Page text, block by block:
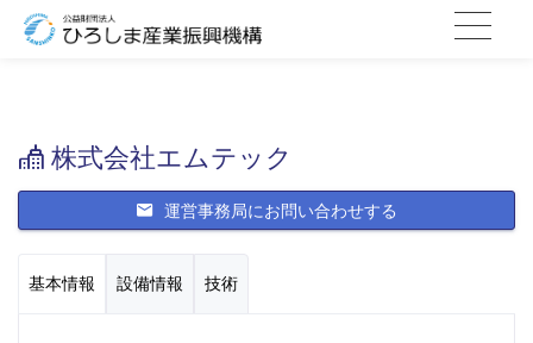
株式会社エムテック
運営事務局にお問い合わせする
基本情報 設備情報 技術